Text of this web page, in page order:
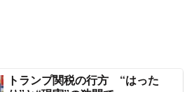
トランプ関税の行方 “はった